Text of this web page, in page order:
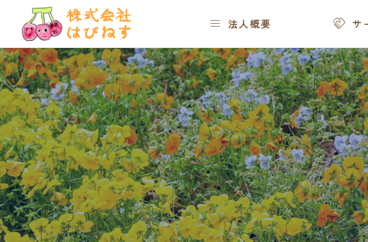
 法人概要  サ
お知らせ 介護における入浴の目的とは